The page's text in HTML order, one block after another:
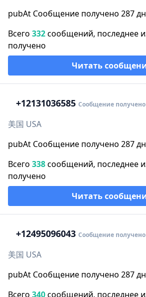
pubAt Сообщение получено 287
Всего 332сообщений, последнее
получено
Читать
+12131036585 Сообщение
美国 USA
pubAt Сообщение получено 287
Всего 338сообщений, последнее
получено
Читать
+12495096043 Сообщение
美国 USA
pubAt Сообщение получено 287
Всего 340сообщений, последнее